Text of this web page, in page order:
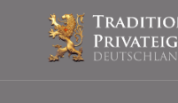
springen